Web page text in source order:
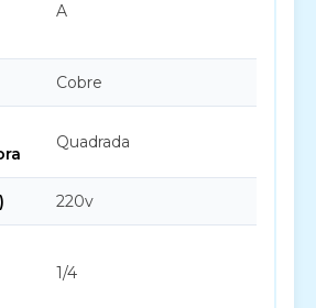
A
Cobre
Quadrada
220v
1/4